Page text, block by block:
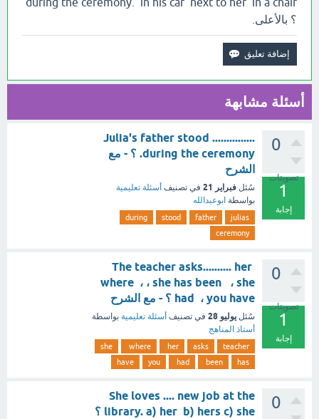
؟ بالأعلى.
أسئلة مشابهة
0
تصويتات
1
إجابة
Julia's father stood ...............
during the ceremony. ؟ - مع
الشرح
سُئل فبراير 21 في تصنيف أسئلة تعليمية
بواسطة ابوعبدالله
julias
father
stood
during
ceremony
0
تصويتات
1
إجابة
The teacher asks.......... her
where ، ، she has been ، she
had ، you have ؟ - مع الشرح
سُئل يوليو 28 في تصنيف أسئلة تعليمية بواسطة
أستاذ المناهج
teacher
asks
her
where
she
has
been
had
you
have
0
She loves .... new job at the
library. a) her b) hers c) she ؟